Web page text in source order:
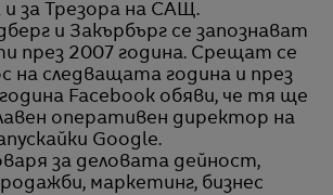
за Трезора на САЩ.
и Закърбърг се запознават
през 2007 година. Срещат се
на следващата година и през
Facebook обяви, че тя ще
оперативен директор на
Google.
за деловата дейност,
маркетинг, бизнес